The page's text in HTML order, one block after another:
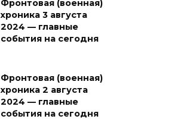
Фронтовая (военная)
хроника 3 августа
2024 — главные
события на сегодня
Фронтовая (военная)
хроника 2 августа
2024 — главные
события на сегодня